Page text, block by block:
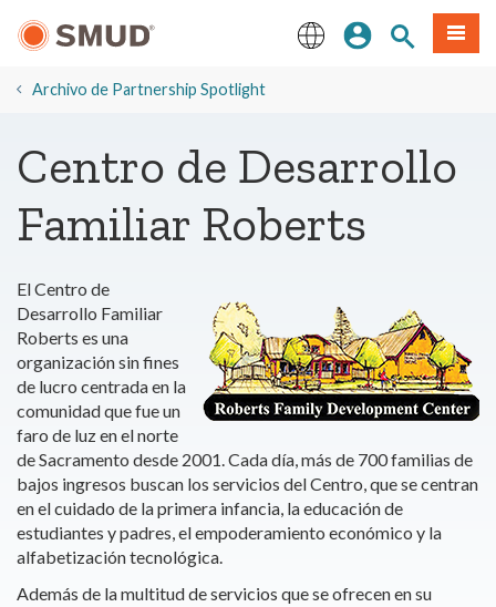
principal
Iniciar sesión
Buscar en
Menú
Archivo de Partnership Spotlight
Centro de Desarrollo
Familiar Roberts
El Centro de
Desarrollo Familiar
Roberts es una
organización sin fines
de lucro centrada en la
comunidad que fue un
faro de luz en el norte
de Sacramento desde 2001. Cada día, más de 700 familias de
bajos ingresos buscan los servicios del Centro, que se centran
en el cuidado de la primera infancia, la educación de
estudiantes y padres, el empoderamiento económico y la
alfabetización tecnológica.
Además de la multitud de servicios que se ofrecen en su